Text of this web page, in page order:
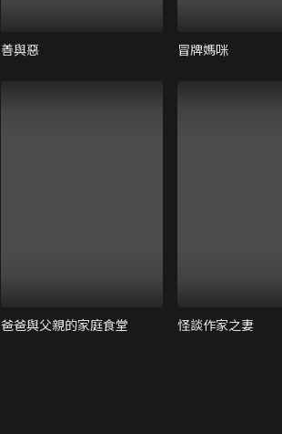
善與惡 冒牌媽咪
爸爸與父親的家庭食堂 怪談作家之妻